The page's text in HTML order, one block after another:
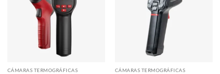
CÁMARAS TERMOGRÁFICAS CÁMARAS TERMOGRÁFICAS